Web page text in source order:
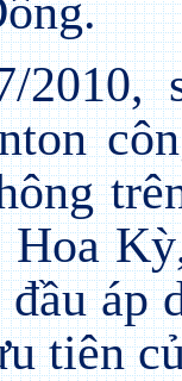
2010,
áp
tiên